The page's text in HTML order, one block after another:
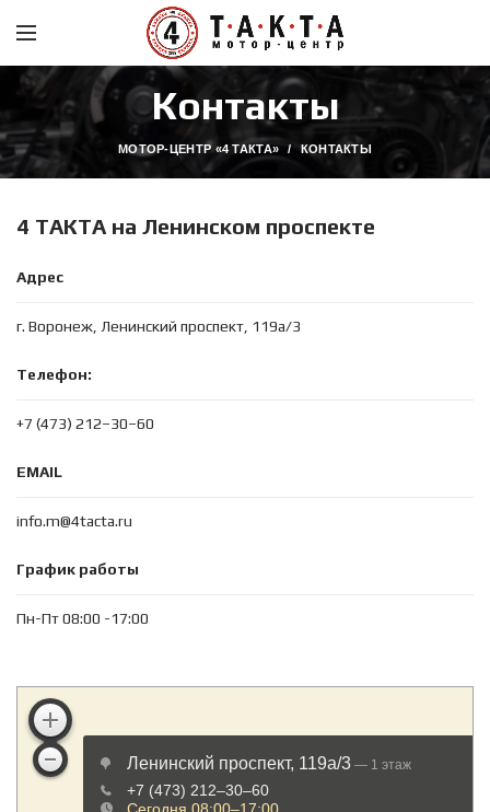
Контакты
МОТОР-ЦЕНТР «4 ТАКТА» КОНТАКТЫ
4 ТАКТА на Ленинском проспекте
Адрес
г. Воронеж, Ленинский проспект, 119а/3
Телефон:
+7 (473) 212–30–60
EMAIL
info.m@4tacta.ru
График работы
Пн-Пт 08:00 -17:00